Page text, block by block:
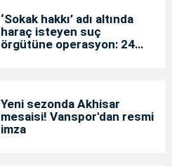
‘Sokak hakkı’ adı altında
haraç isteyen suç
örgütüne operasyon: 24
Yeni sezonda Akhisar
mesaisi! Vanspor'dan resmi
imza